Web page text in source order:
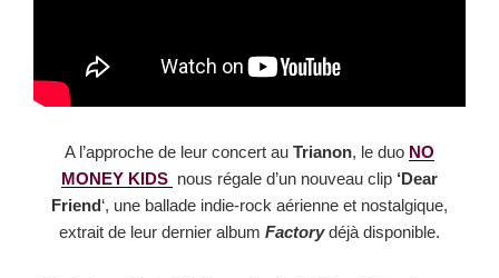
A l’approche de leur concert au Trianon, le duo NO
MONEY KIDS nous régale d’un nouveau clip ‘Dear
Friend ‘, une ballade indie-rock aérienne et nostalgique,
extrait de leur dernier album Factorydéjà disponible.